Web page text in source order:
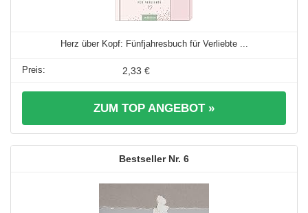
Herz über Kopf: Fünfjahresbuch für Verliebte ...
2,33 €
ZUM TOP ANGEBOT »
6